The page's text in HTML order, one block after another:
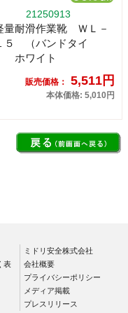
21250913
量耐滑作業靴 ＷＬ－
５ （バンドタイ
ホワイト
販売価格： 5,511円
本体価格: 5,010円
表
ミドリ安全株式会社
会社概要
プライバシーポリシー
メディア掲載
プレスリリース